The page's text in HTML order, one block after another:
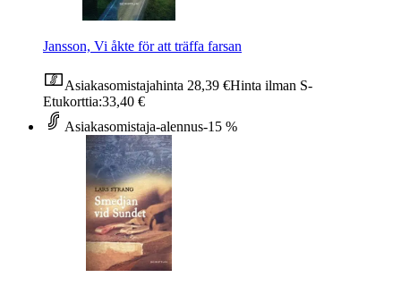
Jansson, Vi åkte för att träffa farsan
Asiakasomistajahinta 28,39 €Hinta ilman S-
Etukorttia:33,40 €
Asiakasomistaja-alennus-15 %